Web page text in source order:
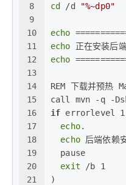
8
9
10
11
12
13
14
15
16
17
18
19
20
21
cd
/d "%~dp0"
echo
echo 正在安装后
echo
REM 下载并预热
call mvn -q -
if errorlevel
echo.
echo 后端依赖
  pause
exit /b 1
)